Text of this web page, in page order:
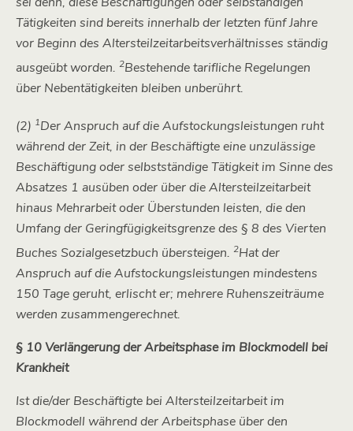
Tätigkeiten sind bereits innerhalb der letzten fünf Jahre
vor Beginn des Altersteilzeitarbeitsverhältnisses ständig
ausgeübt worden. 2Bestehende tarifliche Regelungen
über Nebentätigkeiten bleiben unberührt.
(2) 1Der Anspruch auf die Aufstockungsleistungen ruht
während der Zeit, in der Beschäftigte eine unzulässige
Beschäftigung oder selbstständige Tätigkeit im Sinne des
Absatzes 1 ausüben oder über die Altersteilzeitarbeit
hinaus Mehrarbeit oder Überstunden leisten, die den
Umfang der Geringfügigkeitsgrenze des § 8 des Vierten
Buches Sozialgesetzbuch übersteigen. 2Hat der
Anspruch auf die Aufstockungsleistungen mindestens
150 Tage geruht, erlischt er; mehrere Ruhenszeiträume
werden zusammengerechnet.
§ 10 Verlängerung der Arbeitsphase im Blockmodell bei
Krankheit
Ist die/der Beschäftigte bei Altersteilzeitarbeit im
Blockmodell während der Arbeitsphase über den